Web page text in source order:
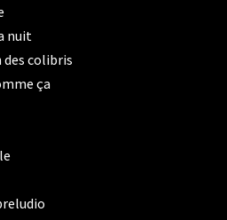
nuit
colibris
ça